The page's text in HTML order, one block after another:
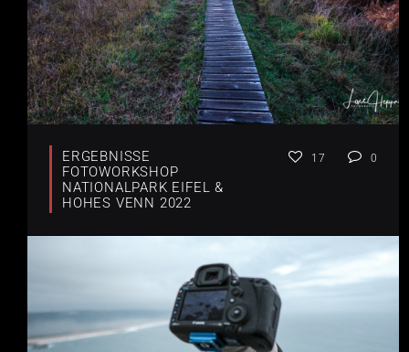
ERGEBNISSE
FOTOWORKSHOP
NATIONALPARK EIFEL &
HOHES VENN 2022
17 0